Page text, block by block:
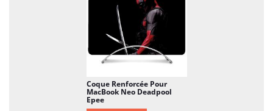
Coque Renforcée Pour
MacBook Neo Deadpool
Epee